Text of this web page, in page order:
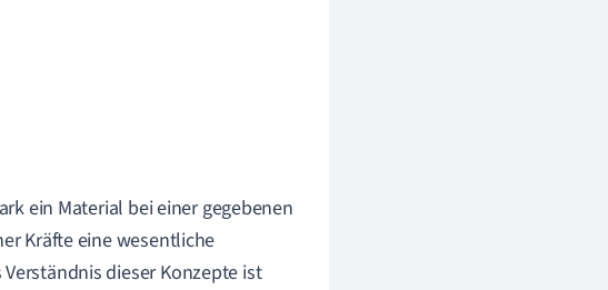
ein Material bei einer gegebenen
Kräfte eine wesentliche
dieser Konzepte ist